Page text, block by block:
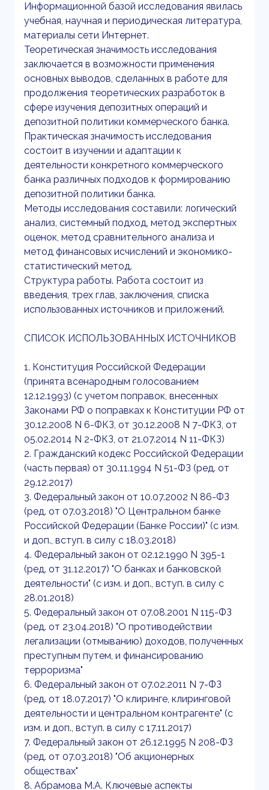
Информационной базой исследования явилась
учебная, научная и периодическая литература,
материалы сети Интернет.
Теоретическая значимость исследования
заключается в возможности применения
основных выводов, сделанных в работе для
продолжения теоретических разработок в
сфере изучения депозитных операций и
депозитной политики коммерческого банка.
Практическая значимость исследования
состоит в изучении и адаптации к
деятельности конкретного коммерческого
банка различных подходов к формированию
депозитной политики банка.
Методы исследования составили: логический
анализ, системный подход, метод экспертных
оценок, метод сравнительного анализа и
метод финансовых исчислений и экономико-
статистический метод.
Структура работы. Работа состоит из
введения, трех глав, заключения, списка
использованных источников и приложений.
СПИСОК ИСПОЛЬЗОВАННЫХ ИСТОЧНИКОВ
1. Конституция Российской Федерации
(принята всенародным голосованием
12.12.1993) (с учетом поправок, внесенных
Законами РФ о поправках к Конституции РФ от
30.12.2008 N 6-ФКЗ, от 30.12.2008 N 7-ФКЗ, от
05.02.2014 N 2-ФКЗ, от 21.07.2014 N 11-ФКЗ)
2. Гражданский кодекс Российской Федерации
(часть первая) от 30.11.1994 N 51-ФЗ (ред. от
29.12.2017)
3. Федеральный закон от 10.07.2002 N 86-ФЗ
(ред. от 07.03.2018) "О Центральном банке
Российской Федерации (Банке России)" (с изм.
и доп., вступ. в силу с 18.03.2018)
4. Федеральный закон от 02.12.1990 N 395-1
(ред. от 31.12.2017) "О банках и банковской
деятельности" (с изм. и доп., вступ. в силу с
28.01.2018)
5. Федеральный закон от 07.08.2001 N 115-ФЗ
(ред. от 23.04.2018) "О противодействии
легализации (отмыванию) доходов, полученных
преступным путем, и финансированию
терроризма"
6. Федеральный закон от 07.02.2011 N 7-ФЗ
(ред. от 18.07.2017) "О клиринге, клиринговой
деятельности и центральном контрагенте" (с
изм. и доп., вступ. в силу с 17.11.2017)
7. Федеральный закон от 26.12.1995 N 208-ФЗ
(ред. от 07.03.2018) "Об акционерных
обществах"
8. Абрамова М.А. Ключевые аспекты